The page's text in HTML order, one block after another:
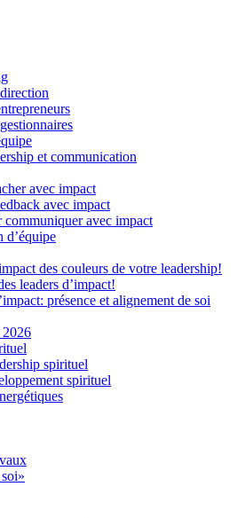
et communication
avec impact
avec impact
communiquer avec impact
d’équipe
des couleurs de votre leadership!
leaders d’impact!
présence et alignement de soi
2026
spirituel
spirituel